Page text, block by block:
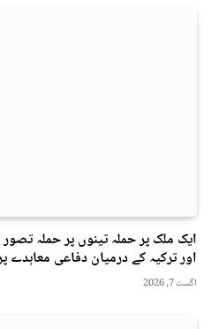
ایک ملک پر حملہ تینوں پر حملہ
اور ترکیہ کے درمیان دفاعی
اگست 7, 2026